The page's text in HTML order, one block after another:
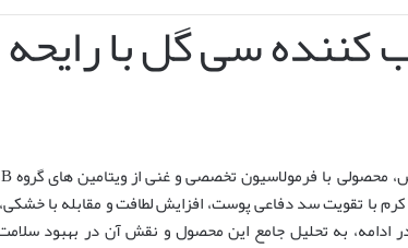
کننده سی گل با
با تقویت سد دفاعی پوست، افزایش لطافت و مقابله با
به تحلیل جامع این محصول و نقش آن در بهبود